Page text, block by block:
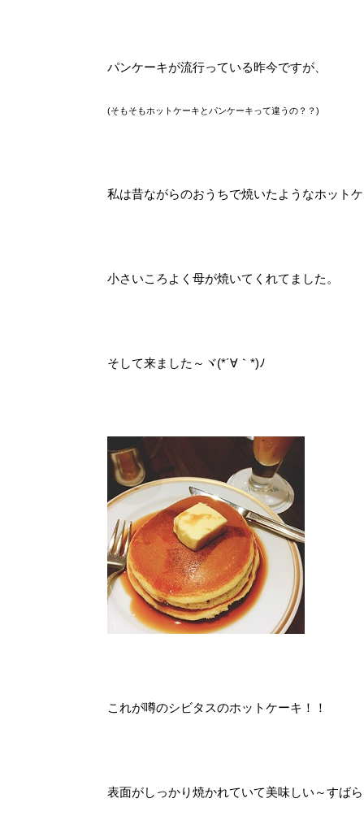
パンケーキが流行っている昨今ですが、
(そもそもホットケーキとパンケーキって違うの？？)
私は昔ながらのおうちで焼いたようなホット
小さいころよく母が焼いてくれてました。
そして来ました～ヾ(*´∀｀*)ﾉ
これが噂のシビタスのホットケーキ！！
表面がしっかり焼かれていて美味しい～すば